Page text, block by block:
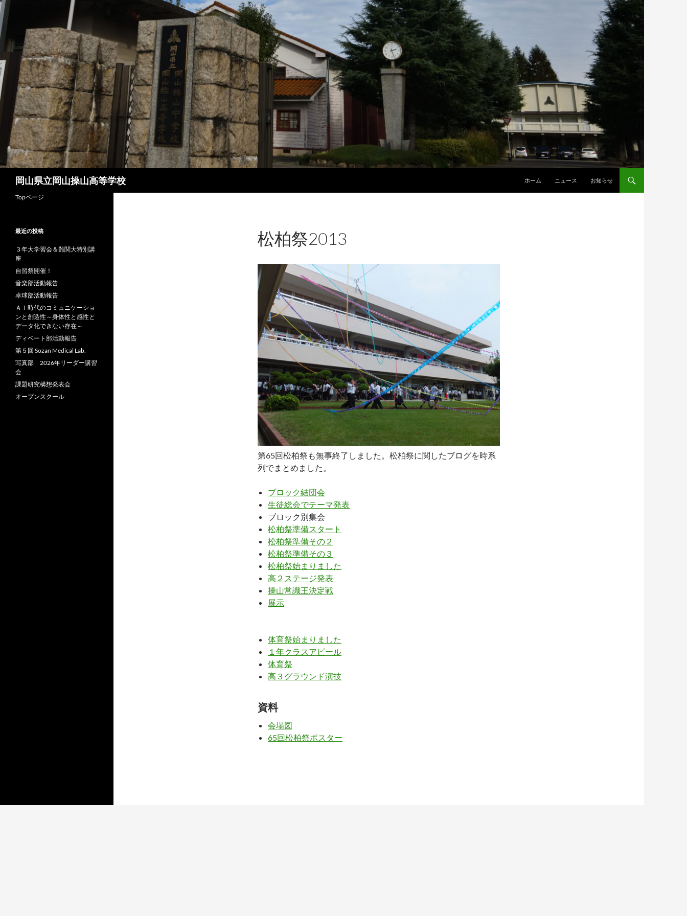
コ
ン
テ
へ
ス
キ
ッ
岡山県立岡山操山高等学校 ホーム ニュース お知らせ
松柏祭2013
第65回松柏祭も無事終了しました。松柏祭に関したブログを時系
列でまとめました。
ブロック結団会
生徒総会でテーマ発表
ブロック別集会
松柏祭準備スタート
松柏祭準備その２
松柏祭準備その３
松柏祭始まりました
高２ステージ発表
操山常識王決定戦
展示
体育祭始まりました
１年クラスアピール
体育祭
高３グラウンド演技
資料
会場図
65回松柏祭ポスター
Topページ
最近の投稿
３年大学習会＆難関大特別講
座
自習祭開催！
音楽部活動報告
卓球部活動報告
ＡＩ時代のコミュニケーショ
ンと創造性～身体性と感性と
データ化できない存在～
ディベート部活動報告
第５回 Sozan Medical Lab.
写真部 2026年リーダー講習
会
課題研究構想発表会
オープンスクール